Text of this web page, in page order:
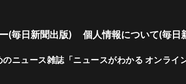
(毎日新聞出版) 個人情報について(毎日
ニュース雑誌「ニュースがわかる オンライン